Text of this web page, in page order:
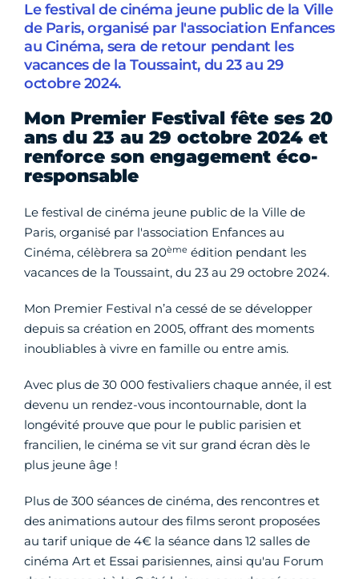
Le festival de cinéma jeune public de la Ville
de Paris, organisé par l'association Enfances
au Cinéma, sera de retour pendant les
vacances de la Toussaint, du 23 au 29
octobre 2024.
Mon Premier Festival fête ses 20
ans du 23 au 29 octobre 2024 et
renforce son engagement éco-
responsable
Le festival de cinéma jeune public de la Ville de
Paris, organisé par l'association Enfances au
Cinéma, célèbrera sa 20ème édition pendant les
vacances de la Toussaint, du 23 au 29 octobre 2024.
Mon Premier Festival n’a cessé de se développer
depuis sa création en 2005, offrant des moments
inoubliables à vivre en famille ou entre amis.
Avec plus de 30 000 festivaliers chaque année, il est
devenu un rendez-vous incontournable, dont la
longévité prouve que pour le public parisien et
francilien, le cinéma se vit sur grand écran dès le
plus jeune âge !
Plus de 300 séances de cinéma, des rencontres et
des animations autour des films seront proposées
au tarif unique de 4€ la séance dans 12 salles de
cinéma Art et Essai parisiennes, ainsi qu'au Forum